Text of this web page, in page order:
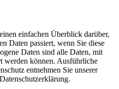
einfachen Überblick darüber,
Daten passiert, wenn Sie diese
Daten sind alle Daten, mit
werden können. Ausführliche
entnehmen Sie unserer